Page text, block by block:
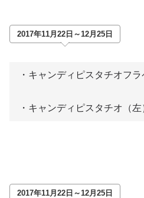
2017年11月22日～12月25日
・キャンディピスタチオフラ
・キャンディピスタチオ（左
2017年11月22日～12月25日